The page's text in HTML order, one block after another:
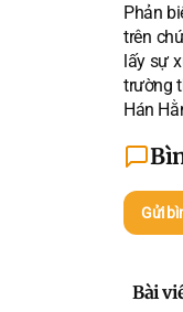
Phản
trên
lấy sự
trường
Hán
Gửi
Bài